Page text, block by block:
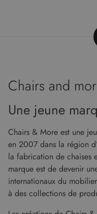
Chairs and
Une jeune
Chairs & More est une
en 2007 dans la région
la fabrication de chaises
marque est de devenir
internationaux du
à des collections de